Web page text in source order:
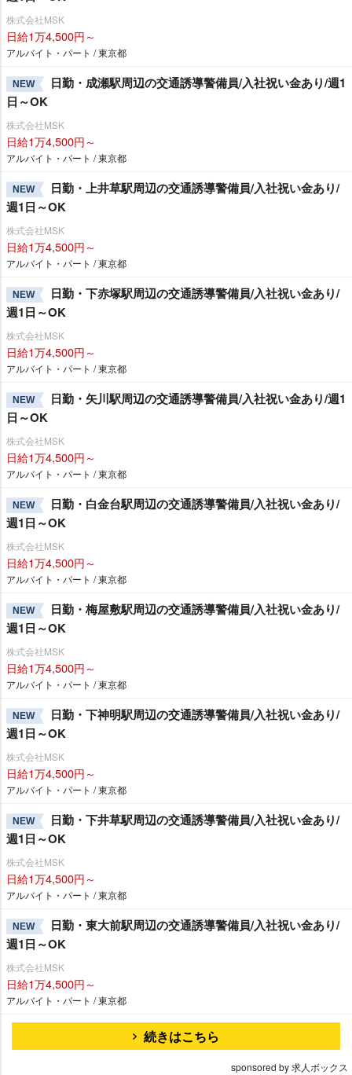
株式会社MSK
日給1万4,500円～
アルバイト・パート / 東京都
NEW
日勤・成瀬駅周辺の交通誘導警備員/入社祝い金あり/週1
日～OK
株式会社MSK
日給1万4,500円～
アルバイト・パート / 東京都
NEW
日勤・上井草駅周辺の交通誘導警備員/入社祝い金あり/
週1日～OK
株式会社MSK
日給1万4,500円～
アルバイト・パート / 東京都
NEW
日勤・下赤塚駅周辺の交通誘導警備員/入社祝い金あり/
週1日～OK
株式会社MSK
日給1万4,500円～
アルバイト・パート / 東京都
NEW
日勤・矢川駅周辺の交通誘導警備員/入社祝い金あり/週1
日～OK
株式会社MSK
日給1万4,500円～
アルバイト・パート / 東京都
NEW
日勤・白金台駅周辺の交通誘導警備員/入社祝い金あり/
週1日～OK
株式会社MSK
日給1万4,500円～
アルバイト・パート / 東京都
NEW
日勤・梅屋敷駅周辺の交通誘導警備員/入社祝い金あり/
週1日～OK
株式会社MSK
日給1万4,500円～
アルバイト・パート / 東京都
NEW
日勤・下神明駅周辺の交通誘導警備員/入社祝い金あり/
週1日～OK
株式会社MSK
日給1万4,500円～
アルバイト・パート / 東京都
NEW
日勤・下井草駅周辺の交通誘導警備員/入社祝い金あり/
週1日～OK
株式会社MSK
日給1万4,500円～
アルバイト・パート / 東京都
NEW
日勤・東大前駅周辺の交通誘導警備員/入社祝い金あり/
週1日～OK
株式会社MSK
日給1万4,500円～
アルバイト・パート / 東京都
続きはこちら
sponsored by 求人ボックス